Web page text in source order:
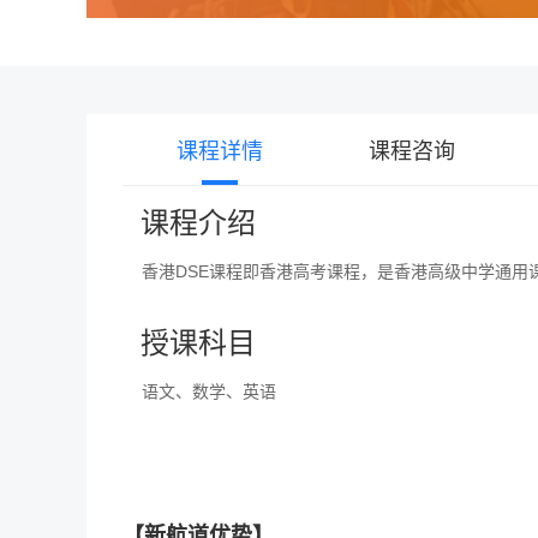
课程详情 课程咨询
课程介绍
香港DSE课程即香港高考课程，是香港高级中学通用
授课科目
语文、数学、英语